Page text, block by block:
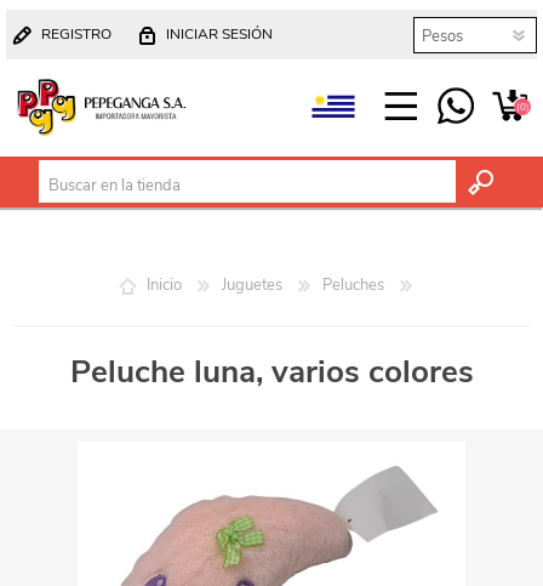
REGISTRO INICIAR SESIÓN
(0)
Inicio Juguetes Peluches
Peluche luna, varios colores